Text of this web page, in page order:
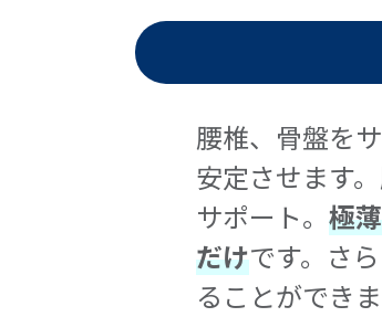
腰椎、骨盤を
安定させます
サポート。 極
だけです。さ
ることができま